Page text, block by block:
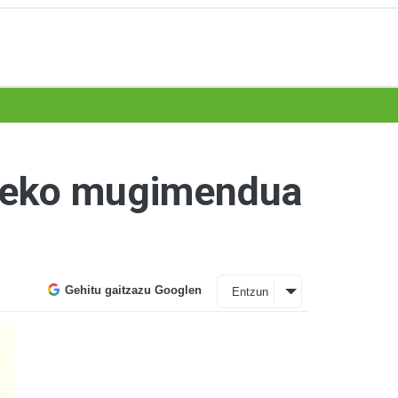
mugimendua
Gehitu gaitzazu Googlen Entzun